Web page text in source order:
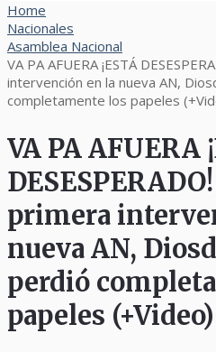
Home
Nacionales
Asamblea Nacional
VA PA AFUERA ¡ESTÁ
intervención en la nueva AN,
completamente los papeles
VA PA AFUERA
primera
nueva AN,
perdió
papeles (+Video)